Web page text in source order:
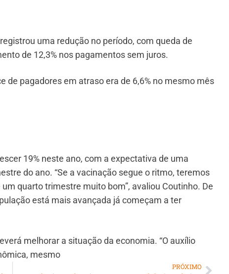
uma redução no período, com queda de
de 12,3% nos pagamentos sem juros.
de pagadores em atraso era de 6,6% no mesmo mês
19% neste ano, com a expectativa de uma
do ano. “Se a vacinação segue o ritmo, teremos
quarto trimestre muito bom”, avaliou Coutinho. De
está mais avançada já começam a ter
melhorar a situação da economia. “O auxílio
mesmo
PRÓXIMO